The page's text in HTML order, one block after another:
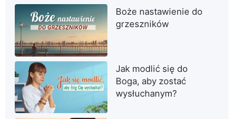
Boże nastawienie do
grzeszników
Jak modlić się do
Boga, aby zostać
wysłuchanym?